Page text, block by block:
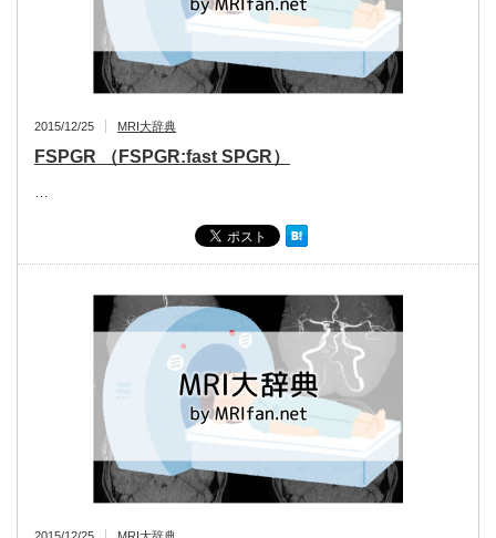
2015/12/25 MRI大辞典
FSPGR （FSPGR:fast SPGR）
…